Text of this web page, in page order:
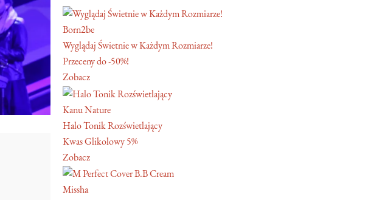
Born2be
Wyglądaj Świetnie w Każdym Rozmiarze!
Przeceny do -50%!
Zobacz
Kanu Nature
Halo Tonik Rozświetlający
Kwas Glikolowy 5%
Zobacz
Missha